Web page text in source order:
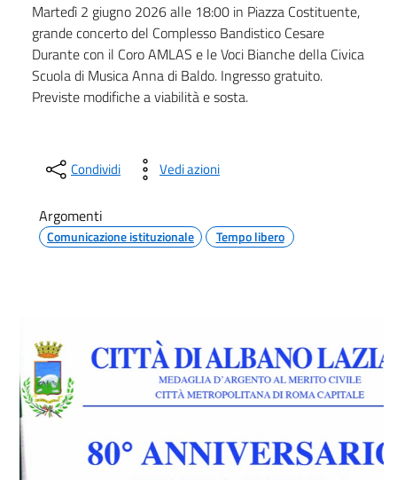
Martedì 2 giugno 2026 alle 18:00 in Piazza Costituente,
grande concerto del Complesso Bandistico Cesare
Durante con il Coro AMLAS e le Voci Bianche della Civica
Scuola di Musica Anna di Baldo. Ingresso gratuito.
Previste modifiche a viabilità e sosta.
Condividi Vedi azioni
Argomenti
Comunicazione istituzionale Tempo libero